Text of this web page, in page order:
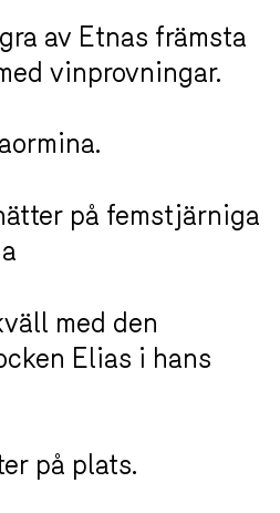
av Etnas
med
på
med den
Elias i hans